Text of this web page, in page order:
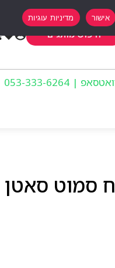
חיפוש מותגים
| 053-333-6264
סאטן 285 גרם
אישור מדיניות עוגיות